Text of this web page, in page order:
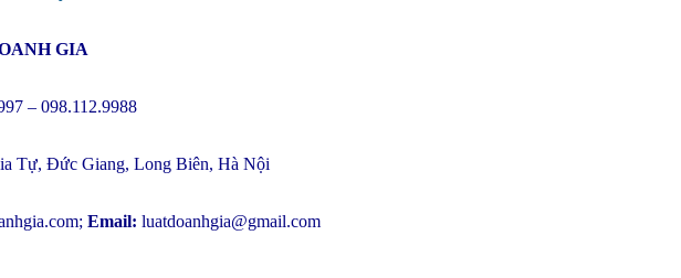
GIA
– 098.112.9988
Tự, Đức Giang, Long Biên, Hà Nội
; Email: luatdoanhgia@gmail.com